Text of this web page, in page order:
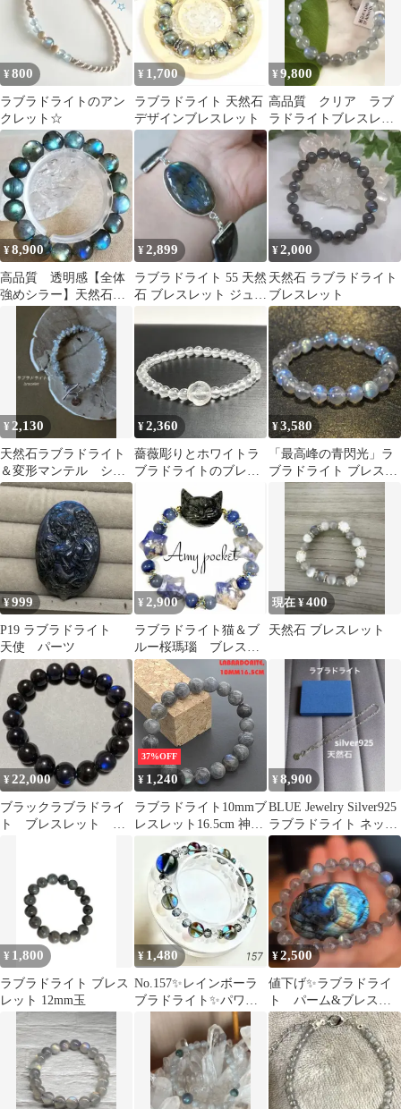
¥800
ラブラドライトのアン
クレット☆
¥ 1,700
ラブラドライト 天然石
デザインブレスレット
¥9,800
高品質 クリア ラブ
ラドライトブレスレッ
ト
¥8,900
高品質 透明感【全体
強めシラー】天然石ラ
ブラドライト約12.9㍉
ブレス男女兼用
¥2,899
ラブラドライト 55 天然
石 ブレスレット ジュエ
¥2,000
天然石 ラブラドライト
ブレスレット
¥2,130
天然石ラブラドライト
＆変形マンテル シル
バー ステンレスブレ
スレット
¥2,360
薔薇彫りとホワイトラ
ブラドライトのブレス
レット❣️❣️
¥3,580
「最高峰の青閃光」ラ
ブラドライト ブレスレ
ット 8mm 内周16.3
¥999
P19 ラブラドライト
天使 パーツ
¥2,900
ラブラドライト猫＆ブ
ルー桜瑪瑙 ブレスレ
ット
現在 ¥400
天然石 ブレスレット
¥22,000
ブラックラブラドライ
ト ブレスレット ブ
37%OFF
¥ 1,240
ラブラドライト10mmブ
レスレット16.5cm 神秘
的 メンズ レディース
高級感 シンプルコーデ
差し色アクセ 天然石
ps230
¥8,900
BLUE Jewelry Silver925
ラブラドライト ネック
レス天然石
¥ 1,800
ラブラドライト ブレス
レット 12mm玉
¥1,480
No.157✨レインボーラ
ブラドライト✨パワー
ストーン 再販無し
一点物
¥2,500
値下げ✨ラブラドライ
ト パーム&ブレスセ
ット✨シラー綺麗です
✨